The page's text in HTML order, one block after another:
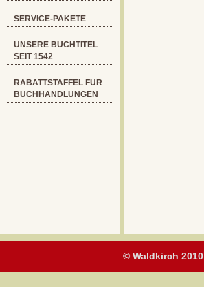
SERVICE-PAKETE
UNSERE BUCHTITEL
SEIT 1542
RABATTSTAFFEL FÜR
BUCHHANDLUNGEN
© Waldkirch 2010